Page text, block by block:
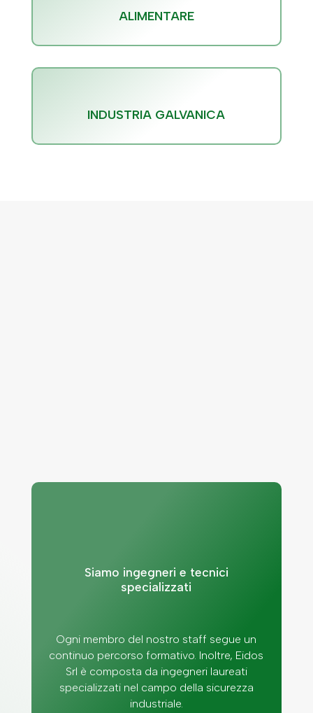
ALIMENTARE
INDUSTRIA GALVANICA
Siamo ingegneri e tecnici
specializzati
Ogni membro del nostro staff segue un
continuo percorso formativo. Inoltre, Eidos
Srl è composta da ingegneri laureati
specializzati nel campo della sicurezza
industriale.